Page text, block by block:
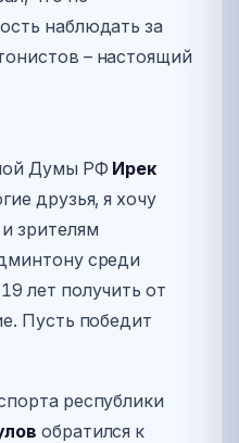
наблюдать за
– настоящий
Думы РФ Ирек
друзья, я хочу
зрителям
среди
лет получить от
Пусть победит
республики
обратился к